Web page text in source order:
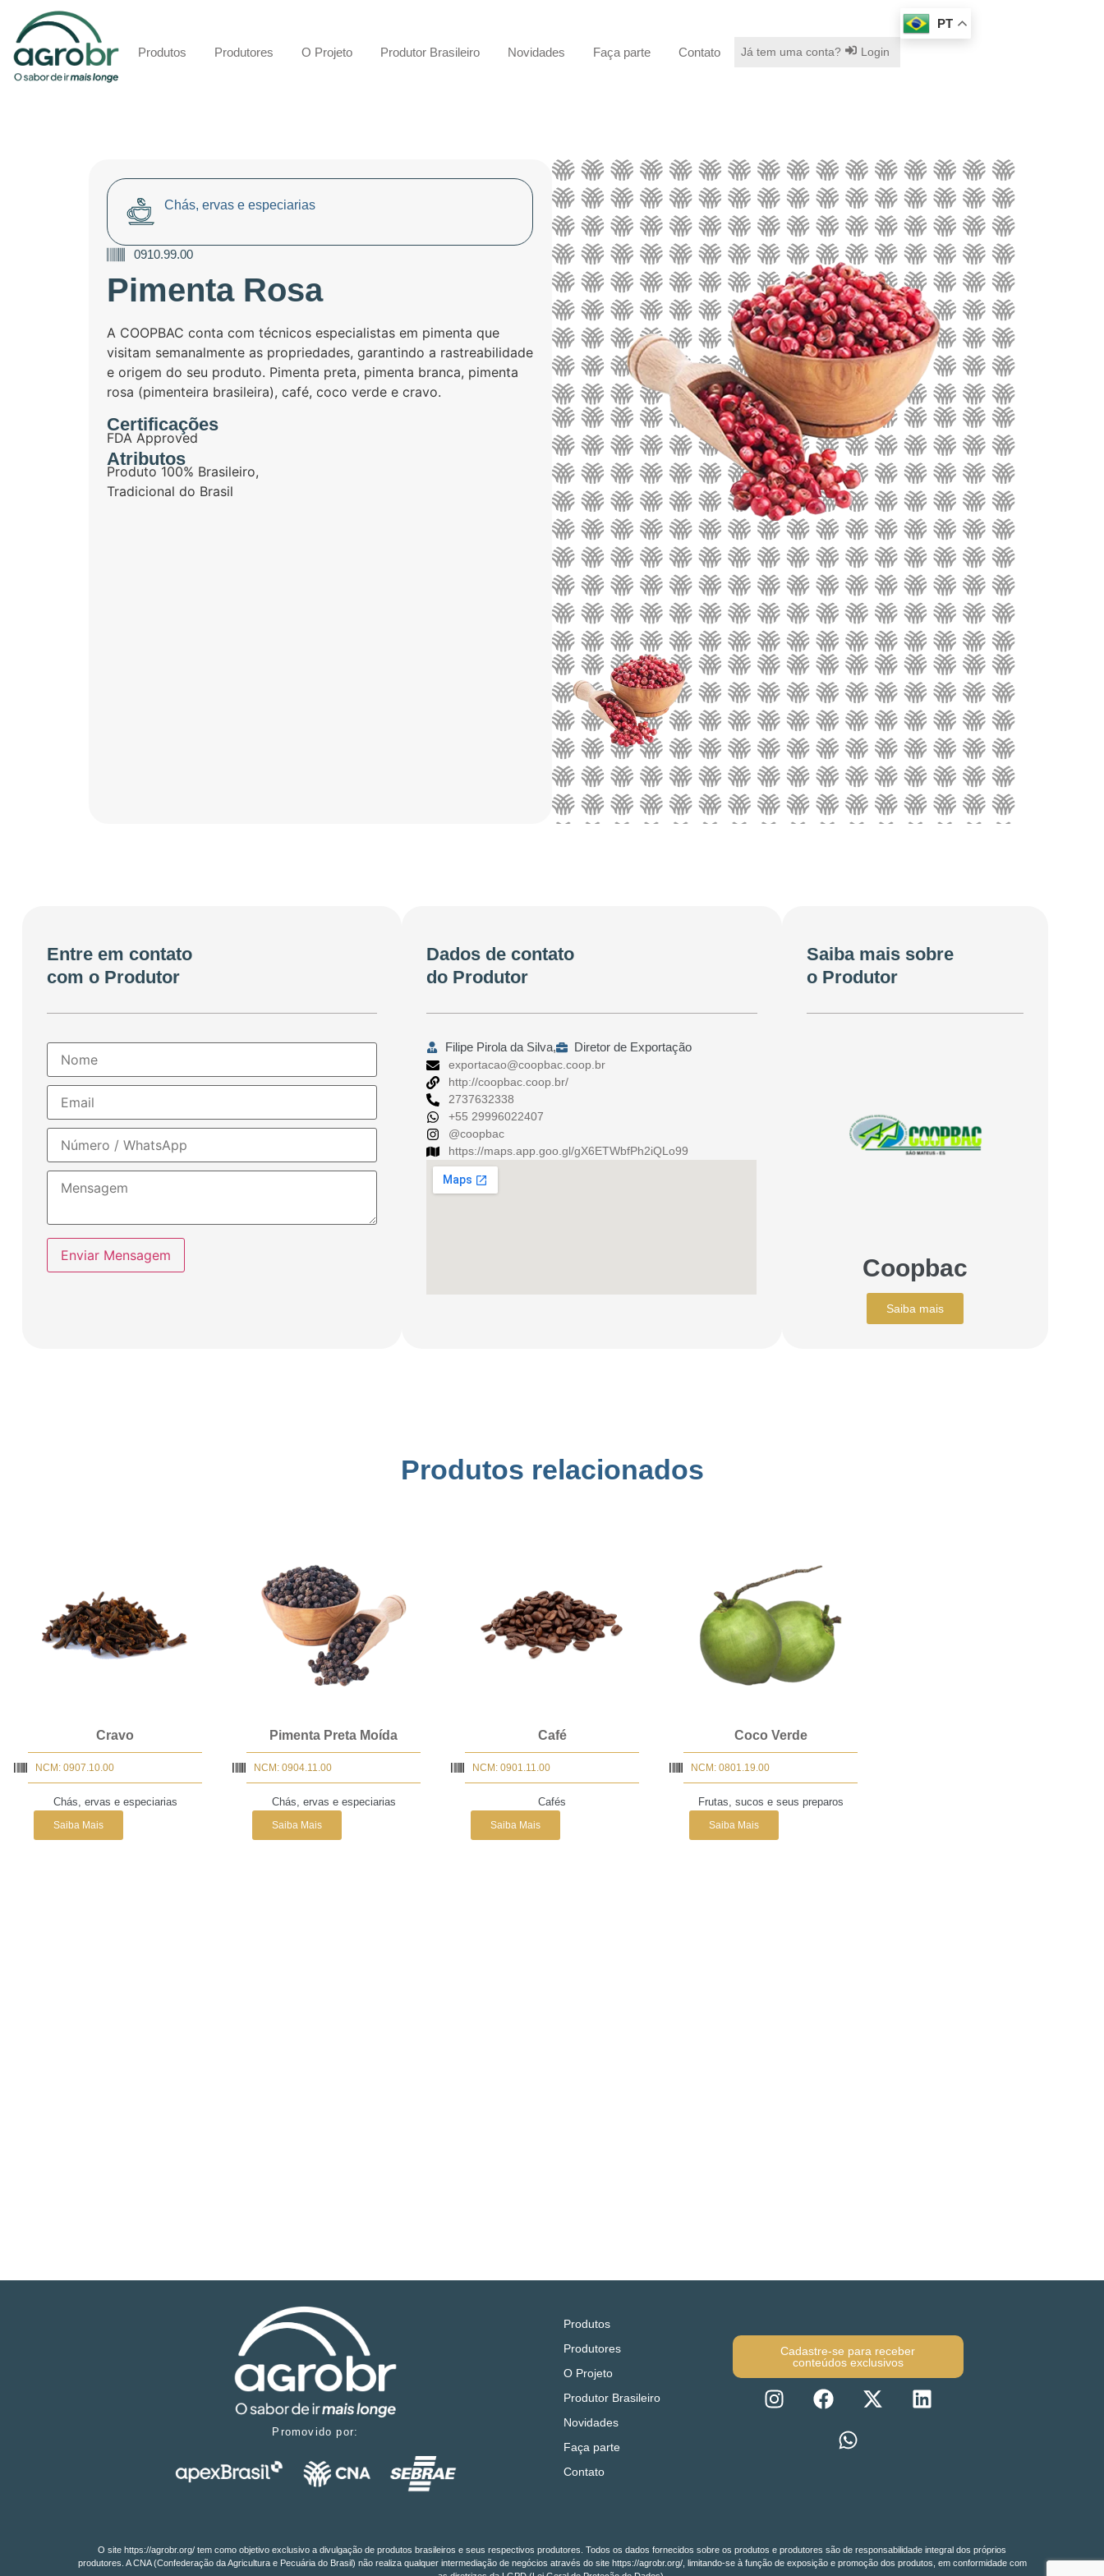
Produtos Produtores O Projeto Produtor Brasileiro Novidades Faça parte Contato Já tem uma conta? Login
PT
Chás, ervas e especiarias
0910.99.00
Pimenta Rosa
A COOPBAC conta com técnicos especialistas em pimenta que
visitam semanalmente as propriedades, garantindo a rastreabilidade
e origem do seu produto. Pimenta preta, pimenta branca, pimenta
rosa (pimenteira brasileira), café, coco verde e cravo.
Certificações
FDA Approved
Atributos
Produto 100% Brasileiro,
Tradicional do Brasil
Entre em contato
com o Produtor
Enviar Mensagem
Dados de contato
do Produtor
Filipe Pirola da Silva, Diretor de Exportação
exportacao@coopbac.coop.br
http://coopbac.coop.br/
2737632338
+55 29996022407
@coopbac
https://maps.app.goo.gl/gX6ETWbfPh2iQLo99
Saiba mais sobre
o Produtor
Coopbac
Saiba mais
Produtos relacionados
Cravo
NCM: 0907.10.00
Chás, ervas e especiarias
Saiba Mais
Pimenta Preta Moída
NCM: 0904.11.00
Chás, ervas e especiarias
Saiba Mais
Café
NCM: 0901.11.00
Cafés
Saiba Mais
Coco Verde
NCM: 0801.19.00
Frutas, sucos e seus preparos
Saiba Mais
Promovido por:
Produtos
Produtores
O Projeto
Produtor Brasileiro
Novidades
Faça parte
Contato
Cadastre-se para receber
conteúdos exclusivos
O site https://agrobr.org/ tem como objetivo exclusivo a divulgação de produtos brasileiros e seus respectivos produtores. Todos os dados fornecidos sobre os produtos e produtores são de responsabilidade integral dos próprios
produtores. A CNA (Confederação da Agricultura e Pecuária do Brasil) não realiza qualquer intermediação de negócios através do site https://agrobr.org/, limitando-se à função de exposição e promoção dos produtos, em conformidade com